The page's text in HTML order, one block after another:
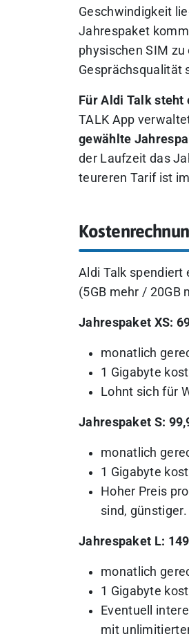
Geschwindigkeit
Jahrespaket
physischen SIM zu
Gesprächsqualität
Für Aldi Talk steht
TALK App
gewählte
der Laufzeit das
teureren Tarif ist
Aldi Talk spendiert
(5GB mehr / 20GB
Jahrespaket XS:
monatlich
1 Gigabyte
Lohnt sich für
Jahrespaket S:
monatlich
1 Gigabyte
Hoher Preis
sind, günstiger.
Jahrespaket L:
monatlich
1 Gigabyte
Eventuell
mit